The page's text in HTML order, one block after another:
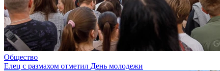
Общество
Елец с размахом отметил День молодежи